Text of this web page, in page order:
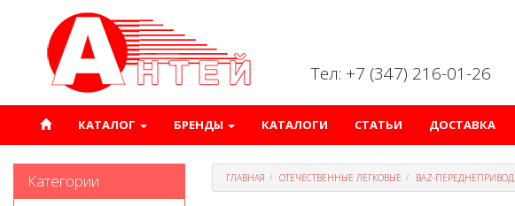
Тел: +7 (347) 216-01-26
КАТАЛОГ БРЕНДЫ КАТАЛОГИ СТАТЬИ ДОСТАВКА
Категории ГЛАВНАЯ ОТЕЧЕСТВЕННЫЕ ЛЕГКОВЫЕ ВАZ-ПЕРЕДНЕПРИВОД